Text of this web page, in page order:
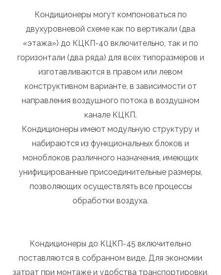
Кондиционеры могут компоноваться по
двухуровневой схеме как по вертикали (два
«этажа») до КЦКП-40 включительно, так и по
горизонтали (два ряда) для всех типоразмеров и
изготавливаются в правом или левом
конструктивном варианте, в зависимости от
направления воздушного потока в воздушном
канале КЦКП.
Кондиционеры имеют модульную структуру и
набираются из функциональных блоков и
моноблоков различного назначения, имеющих
унифицированные присоединительные размеры,
позволяющих осуществлять все процессы
обработки воздуха.
Кондиционеры до КЦКП-45 включительно
поставляются в собранном виде. Для экономии
затрат при монтаже и удобства транспортировки,